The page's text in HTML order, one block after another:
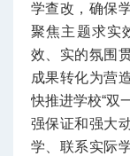
学查改，确保
聚焦主题求实
效、实的氛围
成果转化为营
快推进学校“双
强保证和强大
学、联系实际